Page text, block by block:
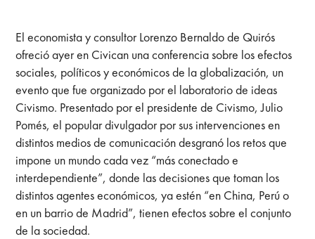
El economista y consultor Lorenzo Bernaldo de Quirós
ofreció ayer en Civican una conferencia sobre los efectos
sociales, políticos y económicos de la globalización, un
evento que fue organizado por el laboratorio de ideas
Civismo. Presentado por el presidente de Civismo, Julio
Pomés, el popular divulgador por sus intervenciones en
distintos medios de comunicación desgranó los retos que
impone un mundo cada vez “más conectado e
interdependiente”, donde las decisiones que toman los
distintos agentes económicos, ya estén “en China, Perú o
en un barrio de Madrid”, tienen efectos sobre el conjunto
de la sociedad.